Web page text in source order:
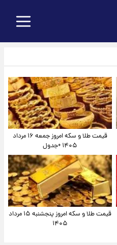
قیمت طلا و سکه امروز جمعه ۱۶ مرداد
۱۴۰۵ +جدول
قیمت طلا و سکه امروز پنجشنبه ۱۵ مرداد
۱۴۰۵